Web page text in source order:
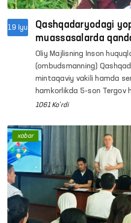
19 Iyu
Qashqadaryodagi
muassasalarda
aniqlandi?
Oliy Majlisning Inson
(ombudsmanning)
mintaqaviy vakili hamda
hamkorlikda 5-son Tergov
Jazoni ijro etish
Qarshi shahar IIBlari
hibsxonalari (VSH), Koson
tumanlaridagi mastlik
tibbiy yordam ko‘rsatish
(Hushyorxona) hamda
Voyaga yetmaganlarga
ko‘rsatish markaziga
oshirildi.
1061 Ko'rdi
xabar